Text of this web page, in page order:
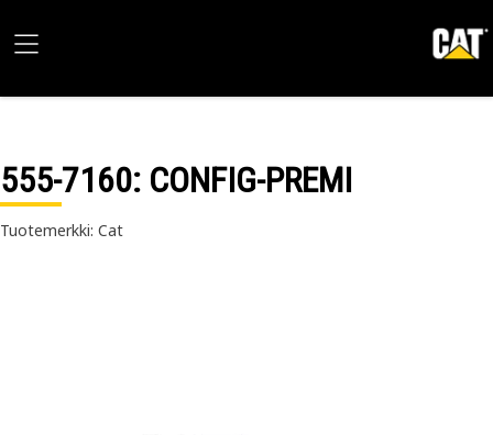
555-7160: CONFIG-PREMI
Tuotemerkki: Cat